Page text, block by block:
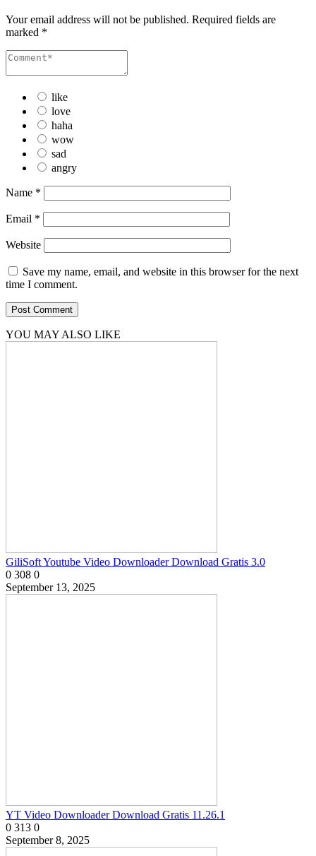
Your email address will not be published. Required fields are
marked *
like
love
haha
wow
sad
angry
Name *
Email *
Website
Save my name, email, and website in this browser for the next
time I comment.
YOU MAY ALSO LIKE
GiliSoft Youtube Video Downloader Download Gratis 3.0
0 308 0
September 13, 2025
YT Video Downloader Download Gratis 11.26.1
0 313 0
September 8, 2025